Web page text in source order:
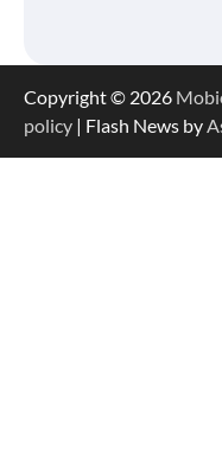
Copyright © 2026
policy | Flash News by